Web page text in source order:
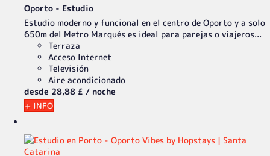
Oporto - Estudio
Estudio moderno y funcional en el centro de Oporto y a solo
650m del Metro Marqués es ideal para parejas o viajeros...
Terraza
Acceso Internet
Televisión
Aire acondicionado
desde 28,88 £ / noche
+ INFO